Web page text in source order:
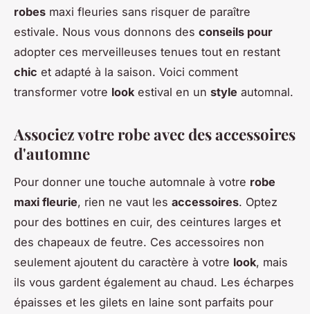
robes maxi fleuries sans risquer de paraître
estivale. Nous vous donnons des conseils pour
adopter ces merveilleuses tenues tout en restant
chic et adapté à la saison. Voici comment
transformer votre look estival en un style automnal.
Associez votre robe avec des accessoires
d'automne
Pour donner une touche automnale à votre robe
maxi fleurie, rien ne vaut les accessoires. Optez
pour des bottines en cuir, des ceintures larges et
des chapeaux de feutre. Ces accessoires non
seulement ajoutent du caractère à votre look, mais
ils vous gardent également au chaud. Les écharpes
épaisses et les gilets en laine sont parfaits pour